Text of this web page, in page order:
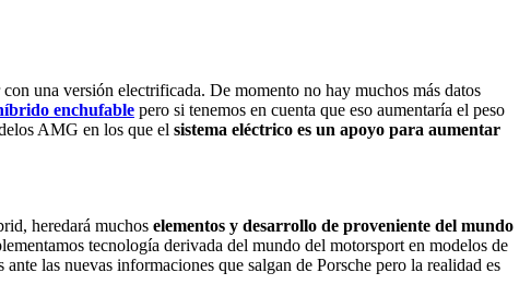
una versión electrificada. De momento no hay muchos más datos
enchufable pero si tenemos en cuenta que eso aumentaría el peso
AMG en los que el sistema eléctrico es un apoyo para aumentar
heredará muchos elementos y desarrollo de proveniente del mundo
tecnología derivada del mundo del motorsport en modelos de
las nuevas informaciones que salgan de Porsche pero la realidad es